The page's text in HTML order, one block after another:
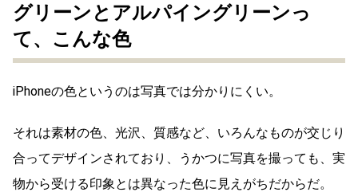
グリーンとアルパイングリーンっ
て、こんな色
iPhoneの色というのは写真では分かりにくい。
それは素材の色、光沢、質感など、いろんなものが交じり
合ってデザインされており、うかつに写真を撮っても、実
物から受ける印象とは異なった色に見えがちだからだ。